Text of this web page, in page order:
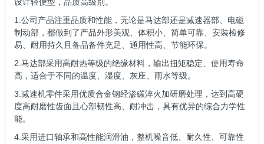
1.公司产品注重品质和性能，无论是马达部还是减速器部、电磁
制动部，都做到了产品外形美观、体积小、简单可靠、安裝检修
易、耐用持久且备品备件充足、通用性高、节能环保。
2.马达部采用高耐热等级的绝缘材料，输出扭矩稳定、使用寿命
高，适合于不同的温度、湿度、灰座、雨水等级。
3.减速机零件采用优质合金钢经渗碳淬火加研磨处理，达到高硬
度高耐磨性齿面且心部韧性高、耐冲击，具有优异的综合力学性
能。
4.采用进口轴承和高性能润滑油，整机噪音低、耐久性、可靠性